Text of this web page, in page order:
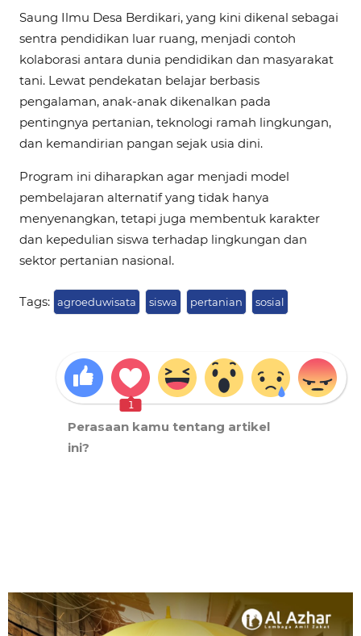
Saung Ilmu Desa Berdikari, yang kini dikenal sebagai
sentra pendidikan luar ruang, menjadi contoh
kolaborasi antara dunia pendidikan dan masyarakat
tani. Lewat pendekatan belajar berbasis
pengalaman, anak-anak dikenalkan pada
pentingnya pertanian, teknologi ramah lingkungan,
dan kemandirian pangan sejak usia dini.
Program ini diharapkan agar menjadi model
pembelajaran alternatif yang tidak hanya
menyenangkan, tetapi juga membentuk karakter
dan kepedulian siswa terhadap lingkungan dan
sektor pertanian nasional.
Tags: agroeduwisata siswa pertanian sosial
Perasaan kamu tentang artikel
ini?
1